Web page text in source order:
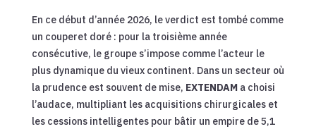
En ce début d’année 2026, le verdict est tombé comme
un couperet doré : pour la troisième année
consécutive, le groupe s’impose comme l’acteur le
plus dynamique du vieux continent. Dans un secteur où
la prudence est souvent de mise, EXTENDAMa choisi
l’audace, multipliant les acquisitions chirurgicales et
les cessions intelligentes pour bâtir un empire de 5,1